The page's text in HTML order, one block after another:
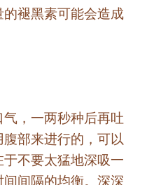
褪黑素可能会造成
，一两秒种后再吐
部来进行的，可以
不要太猛地深吸一
间隔的均衡。深深